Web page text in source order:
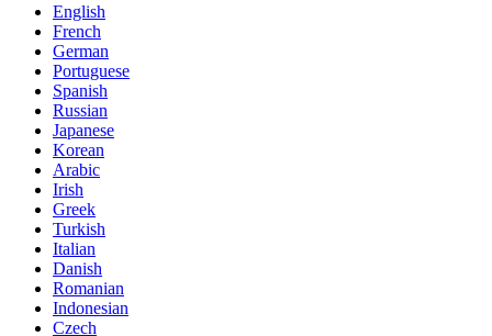
English
French
German
Portuguese
Spanish
Russian
Japanese
Korean
Arabic
Irish
Greek
Turkish
Italian
Danish
Romanian
Indonesian
Czech